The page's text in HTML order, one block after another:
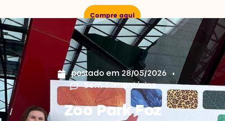
Compre aqui
postado em 28/05/2026
Sem comentários
Zoo Park Foz